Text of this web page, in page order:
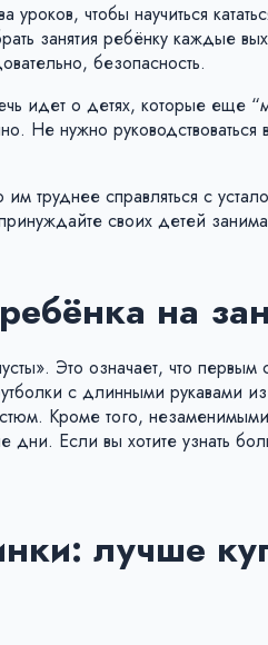
чтобы научиться
занятия ребёнку каждые
безопасность.
идет о детях, которые еще
Не нужно руководствоваться
труднее справляться с
своих детей
на
Это означает, что
с длинными рукавами
Кроме того,
Если вы хотите узнать
лучше